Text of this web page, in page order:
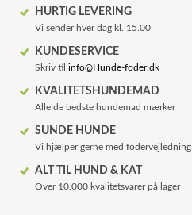
HURTIG LEVERING
Vi sender hver dag kl. 15.00
KUNDESERVICE
Skriv tilinfo@Hunde-foder.dk
KVALITETSHUNDEMAD
Alle de bedste hundemad mærker
SUNDE HUNDE
Vi hjælper gerne med fodervejledning
ALT TIL HUND & KAT
Over 10.000 kvalitetsvarer på lager